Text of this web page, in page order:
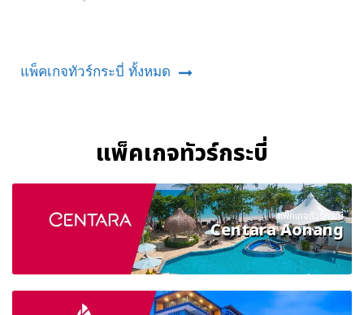
แพ็คเกจทัวร์กระบี่ ทั้งหมด
แพ็คเกจทัวร์กระบี่
แพ็คเกจทัวร์กระบี่
Centara Aonang